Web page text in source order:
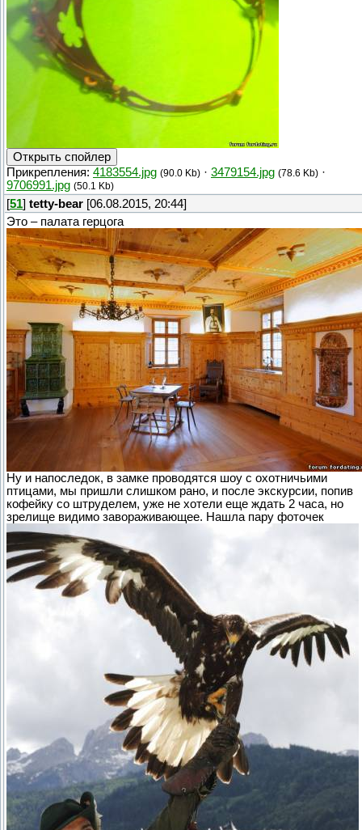
Прикрепления: 4183554.jpg (90.0 Kb) · 3479154.jpg (78.6 Kb) ·
9706991.jpg (50.1 Kb)
[51] tetty-bear [06.08.2015, 20:44]
Это – палата герцога
Ну и напоследок, в замке проводятся шоу с охотничьими
птицами, мы пришли слишком рано, и после экскурсии, попив
кофейку со штруделем, уже не хотели еще ждать 2 часа, но
зрелище видимо завораживающее. Нашла пару фоточек